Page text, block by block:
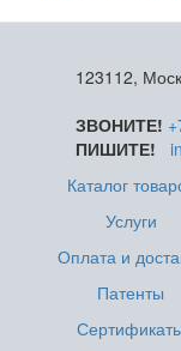
123112,
ЗВОНИТЕ!
ПИШИТЕ!
Каталог
Услуги
Оплата и
Патенты